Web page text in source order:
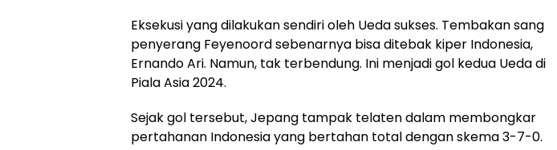
Eksekusi yang dilakukan sendiri oleh Ueda sukses. Tembakan sang
penyerang Feyenoord sebenarnya bisa ditebak kiper Indonesia,
Ernando Ari. Namun, tak terbendung. Ini menjadi gol kedua Ueda di
Piala Asia 2024.
Sejak gol tersebut, Jepang tampak telaten dalam membongkar
pertahanan Indonesia yang bertahan total dengan skema 3-7-0.